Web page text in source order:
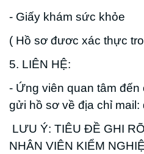
- Giấy khám sức khỏe
( Hồ sơ đươc xác thực
5. LIÊN HỆ:
- Ứng viên quan tâm đến
gửi hồ sơ về địa chỉ mail:
LƯU Ý: TIÊU ĐỀ GHI
NHÂN VIÊN KIỂM